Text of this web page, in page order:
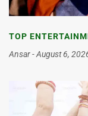
TOP
Ansar
August 6,